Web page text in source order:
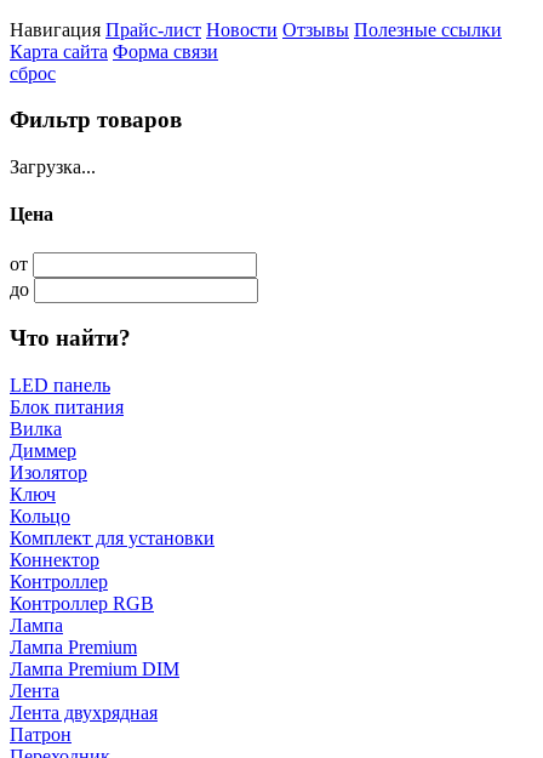
Навигация Прайс-лист Новости Отзывы Полезные ссылки
Карта сайта Форма связи
сброс
Фильтр товаров
Загрузка...
Цена
от
до
Что найти?
LED панель
Блок питания
Вилка
Диммер
Изолятор
Ключ
Кольцо
Комплект для установки
Коннектор
Контроллер
Контроллер RGB
Лампа
Лампа Premium
Лампа Premium DIM
Лента
Лента двухрядная
Патрон